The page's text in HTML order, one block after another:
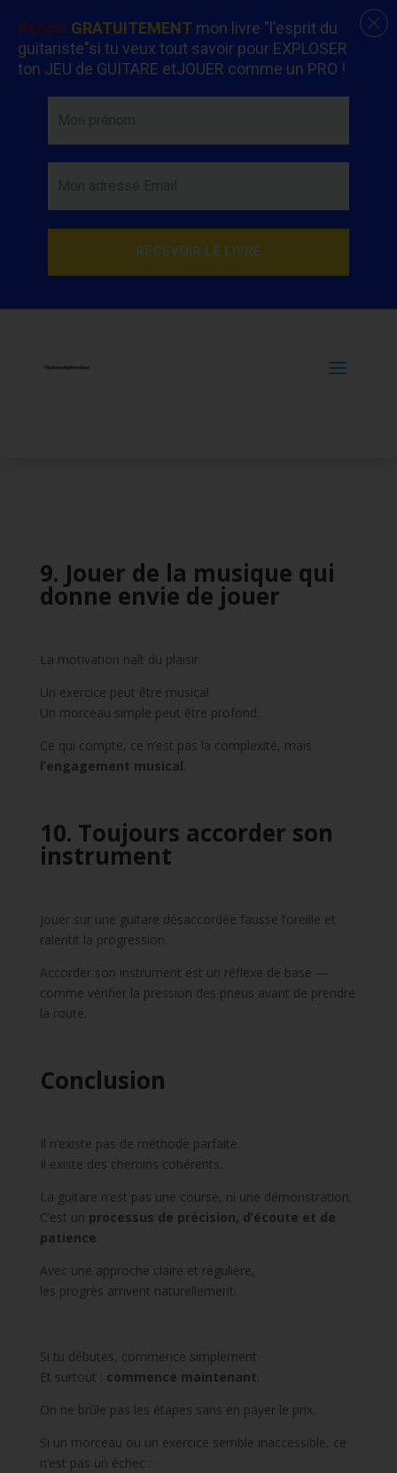
9. Jouer de la musique qui
donne envie de jouer
La motivation naît du plaisir.
Un exercice peut être musical.
Un morceau simple peut être profond.
Ce qui compte, ce n’est pas la complexité, mais
l’engagement musical
10. Toujours accorder son
instrument
Jouer sur une guitare désaccordée fausse l’oreille et
ralentit la progression.
Accorder son instrument est un réflexe de base —
comme vérifier la pression des pneus avant de prendre
la route.
Conclusion
Il n’existe pas de méthode parfaite.
Il existe des chemins cohérents.
La guitare n’est pas une course, ni une démonstration.
C’est un processus de précision, d’écoute et de
patience
Avec une approche claire et régulière,
les progrès arrivent naturellement.
Si tu débutes, commence simplement.
Et surtout : commence maintenant
On ne brûle pas les étapes sans en payer le prix.
Si un morceau ou un exercice semble inaccessible, ce
n’est pas un échec :
Reçois GRATUITEMENT mon livre "l'esprit du
guitariste"si tu veux tout savoir pour EXPLOSER
ton JEU de GUITARE etJOUER comme un PRO !
RECEVOIR LE LIVRE